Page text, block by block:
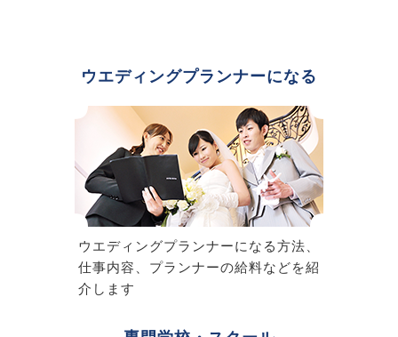
ウエディングプランナーになる
ウエディングプランナーになる方法、
仕事内容、プランナーの給料などを紹
介します